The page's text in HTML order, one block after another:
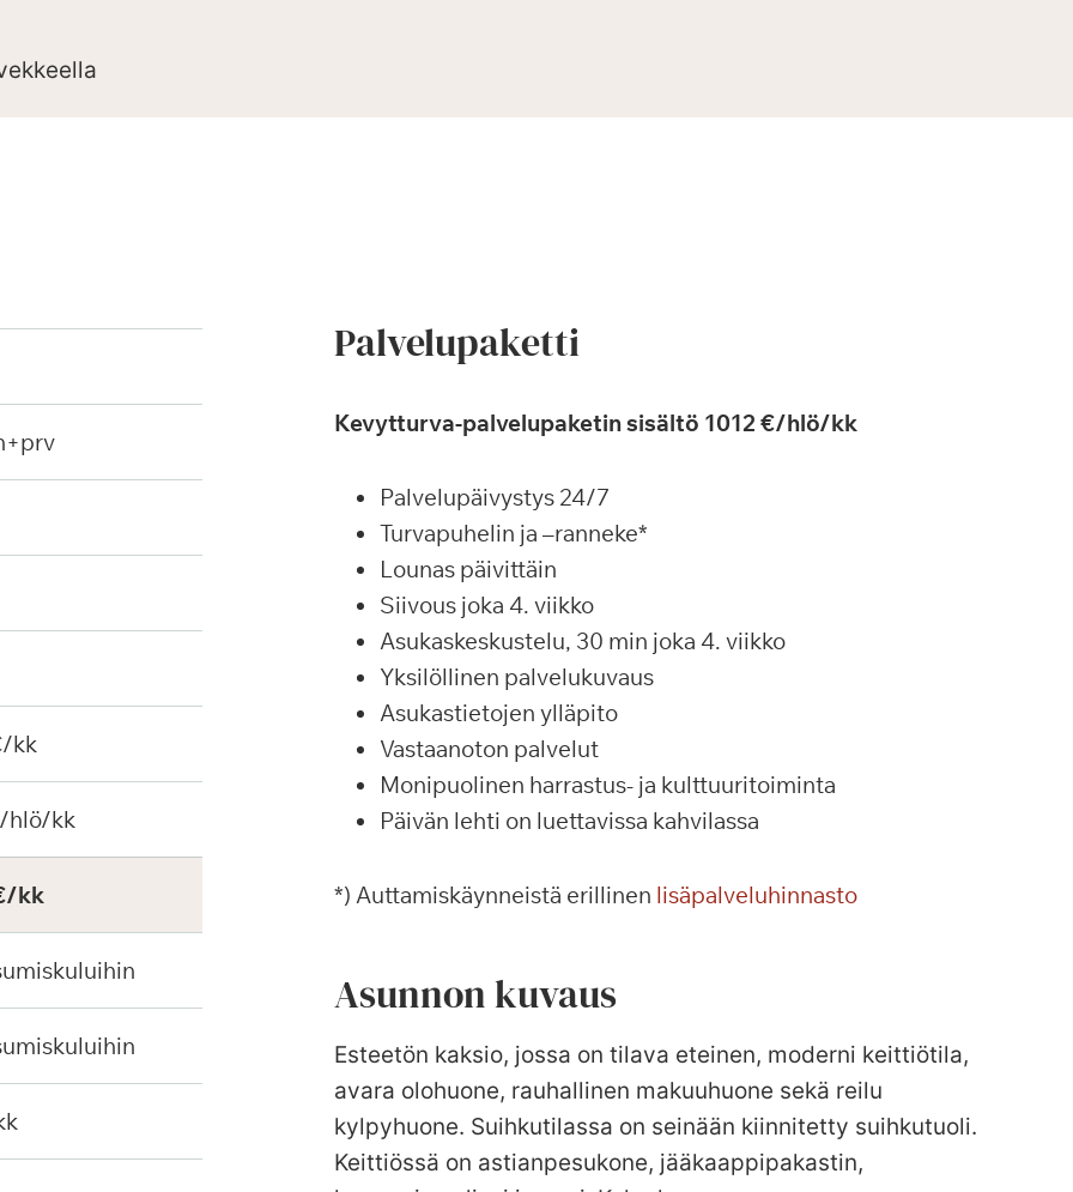
kk
hlö/kk
kk
Palvelupaketti
Kevytturva-palvelupaketin sisältö 1012 €/hlö/kk
Palvelupäivystys 24/7
Turvapuhelin ja –ranneke*
Lounas päivittäin
Siivous joka 4. viikko
Asukaskeskustelu, 30 min joka 4. viikko
Yksilöllinen palvelukuvaus
Asukastietojen ylläpito
Vastaanoton palvelut
Monipuolinen harrastus- ja kulttuuritoiminta
Päivän lehti on luettavissa kahvilassa
*) Auttamiskäynneistä erillinen lisäpalveluhinnasto
Asunnon kuvaus
Esteetön kaksio, jossa on tilava eteinen, moderni keittiötila,
avara olohuone, rauhallinen makuuhuone sekä reilu
kylpyhuone. Suihkutilassa on seinään kiinnitetty suihkutuoli.
Keittiössä on astianpesukone, jääkaappipakastin,